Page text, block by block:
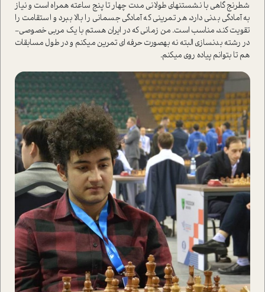
شطرنج گاهی با نشستن­های طولانی مدت چهار تا پنج ساعته همراه است و نیاز
به آمادگی بدنی دارد، هر تمرینی که آمادگی جسمانی را بالا ببرد و استقامت را
تقویت کند، مناسب است. من زمانی که در ایران هستم با یک مربی خصوصی­
در رشته بدنسازی البته نه به­صورت حرفه­ ای تمرین می­کنم و در طول مسابقات
هم تا بتوانم پیاده­ روی می­کنم.